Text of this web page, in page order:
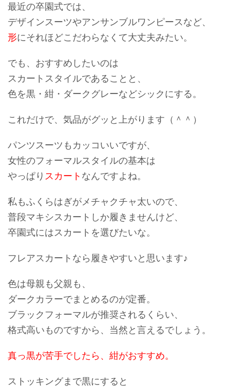
最近の卒園式では、
デザインスーツやアンサンブルワンピースなど、
形にそれほどこだわらなくて大丈夫みたい。
でも、おすすめしたいのは
スカートスタイルであることと、
色を黒・紺・ダークグレーなどシックにする。
これだけで、気品がグッと上がります（＾＾）
パンツスーツもカッコいいですが、
女性のフォーマルスタイルの基本は
やっぱり スカート なんですよね。
私もふくらはぎがメチャクチャ太いので、
普段マキシスカートしか履きませんけど、
卒園式にはスカートを選びたいな。
フレアスカート なら履きやすいと思います♪
色は母親も父親も、
ダークカラーでまとめるのが定番。
ブラックフォーマルが推奨されるくらい、
格式高いものですから、当然と言えるでしょう。
真っ黒が苦手でしたら、紺がおすすめ。
ストッキングまで黒にすると